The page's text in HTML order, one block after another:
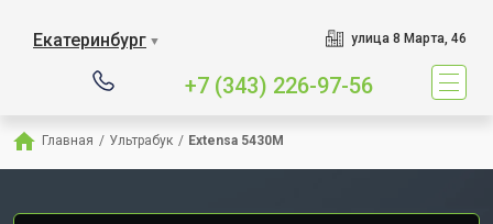
Екатеринбург ▼ улица 8 Марта, 46
+7 (343) 226-97-56
Главная / Ультрабук / Extensa 5430M